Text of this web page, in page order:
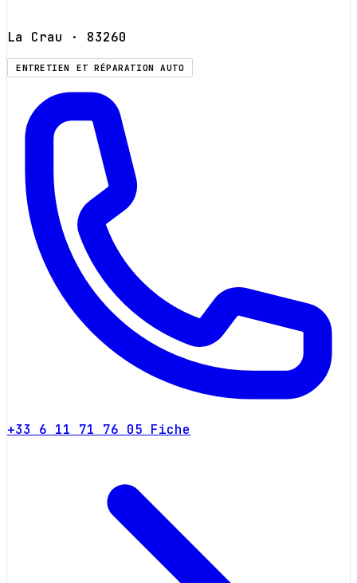
La Crau · 83260
ENTRETIEN ET RÉPARATION AUTO
+33 6 11 71 76 05 Fiche